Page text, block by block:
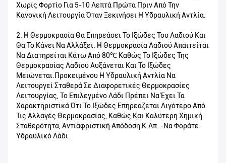
Χωρίς Φορτίο Για 5-10 Λεπτά Πρώτα Πριν Από Την
Κανονική Λειτουργία Όταν Ξεκινήσει Η Υδραυλική Αντλία.
2. Η Θερμοκρασία Θα Επηρεάσει Το Ιξώδες Του Λαδιού Και
Θα Το Κάνει Να Αλλάξει. Η Θερμοκρασία Λαδιού Απαιτείται
Να Διατηρείται Κάτω Από 80℃ Καθώς Το Ιξώδες Της
Θερμοκρασίας Λαδιού Αυξάνεται Και Το Ιξώδες
Μειώνεται.Προκειμένου Η Υδραυλική Αντλία Να
Λειτουργεί Σταθερά Σε Διαφορετικές Θερμοκρασίες
Λειτουργίας, Το Επιλεγμένο Λάδι Πρέπει Να Έχει Τα
Χαρακτηριστικά Ότι Το Ιξώδες Επηρεάζεται Λιγότερο Από
Τις Αλλαγές Θερμοκρασίας, Καθώς Και Καλύτερη Χημική
Σταθερότητα, Αντιαφριστική Απόδοση Κ.λπ. -Να Φοράτε
Υδραυλικό Λάδι.